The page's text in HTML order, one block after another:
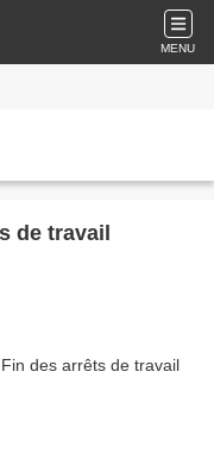
MENU
de travail